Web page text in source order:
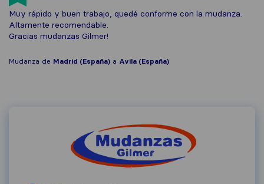
Muy rápido y buen trabajo, quedé conforme con la mudanza.
Altamente recomendable.
Gracias mudanzas Gilmer!
Mudanza de Madrid (España) a Avila (España)